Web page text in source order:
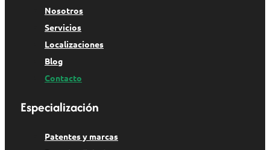
Nosotros
Servicios
Localizaciones
Blog
Contacto
Especialización
Patentes y marcas